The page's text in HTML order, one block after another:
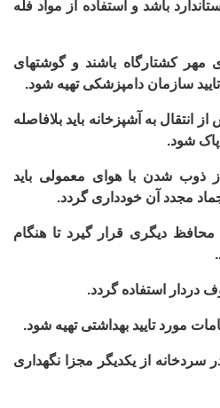
باشد و استفاده از مواد فله
مهر کشتارگاه باشند و گوشتهای
سازمان دامپزشکی تهیه شود.
به آشپزخانه باید بلافاصله
پاک شود.
ذوب شدن با هوای معمولی باید
مجدد آن خودداری گردد.
محافظ دیگری قرار گیرد تا هنگام
دردار استفاده گردد.
مورد تایید بهداشتی تهیه شود.
از یکدیگر مجزا نگهداری